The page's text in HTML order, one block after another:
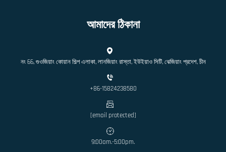
আমাদের ঠিকানা
নং 66, গুওজিয়াং কোয়ান শিল্প এলাকা, লানজিয়াং রাস্তা, ইউইয়াও সিটি, ঝেজিয়াং প্রদেশ, চীন
+86-15824238580
[email protected]
9:00am.-5:00pm.